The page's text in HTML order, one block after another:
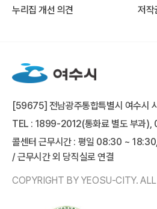
누리집 개선 의견
저작
[59675] 전남광주통합특별시 여수시
TEL : 1899-2012(통화료 별도 부과
콜센터 근무시간 : 평일 08:30 ~
/ 근무시간 외 당직실로 연결
COPYRIGHT BY YEOSU-CITY.